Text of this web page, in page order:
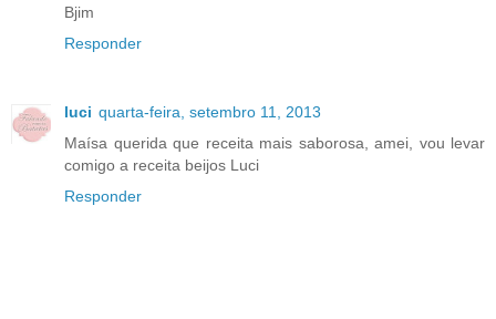
Bjim
Responder
luci quarta-feira, setembro 11, 2013
Maísa querida que receita mais saborosa, amei, vou levar
comigo a receita beijos Luci
Responder